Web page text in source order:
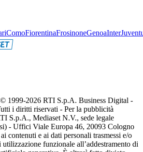
ComoFiorentinaFrosinoneGenoaInter
1999-2026 RTI S.p.A. Business Digital -
i diritti riservati - Per la pubblicità
S.p.A., Mediaset N.V., sede legale
- Uffici Viale Europa 46, 20093 Cologno
contenuti e ai dati personali trasmessi e/o
funzionale all’addestramento di